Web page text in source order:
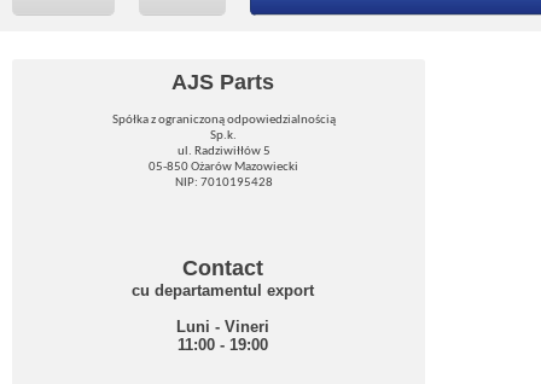
AJS Parts
Spółka z ograniczoną odpowiedzialnością
Sp.k.
ul. Radziwiłłów 5
05-850 Ożarów Mazowiecki
NIP: 7010195428
Contact
cu departamentul export
Luni - Vineri
11:00 - 19:00